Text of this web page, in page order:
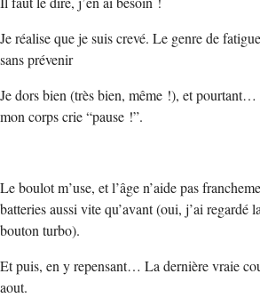
Je réalise que je suis crevé. Le genre de
sans prévenir
Je dors bien (très bien, même !), et pourtant…
mon corps crie “pause !”.
Le boulot m’use, et l’âge n’aide pas
batteries aussi vite qu’avant (oui, j’ai regardé
bouton turbo).
Et puis, en y repensant… La dernière vraie
aout.